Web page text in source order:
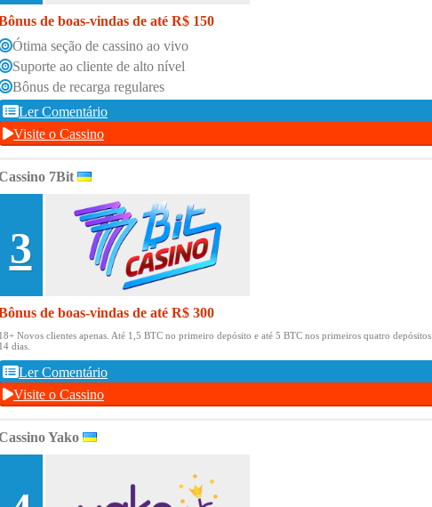
de boas-vindas de até R$ 150
Ótima seção de cassino ao vivo
Suporte ao cliente de alto nível
Bônus de recarga regulares
Ler Comentário
Visite o Cassino
7Bit
3
de boas-vindas de até R$ 300
Novos clientes apenas. Até 1,5 BTC no primeiro depósito e até 5 BTC nos primeiros quatro depósitos.
dias.
Ler Comentário
Visite o Cassino
Yako